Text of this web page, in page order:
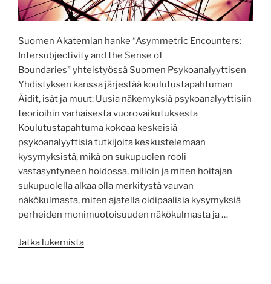
Suomen Akatemian hanke “Asymmetric Encounters:
Intersubjectivity and the Sense of
Boundaries” yhteistyössä Suomen Psykoanalyyttisen
Yhdistyksen kanssa järjestää koulutustapahtuman
Äidit, isät ja muut: Uusia näkemyksiä psykoanalyyttisiin
teorioihin varhaisesta vuorovaikutuksesta
Koulutustapahtuma kokoaa keskeisiä
psykoanalyyttisia tutkijoita keskustelemaan
kysymyksistä, mikä on sukupuolen rooli
vastasyntyneen hoidossa, milloin ja miten hoitajan
sukupuolella alkaa olla merkitystä vauvan
näkökulmasta, miten ajatella oidipaalisia kysymyksiä
perheiden monimuotoisuuden näkökulmasta ja …
Jatka lukemista”Mothers,